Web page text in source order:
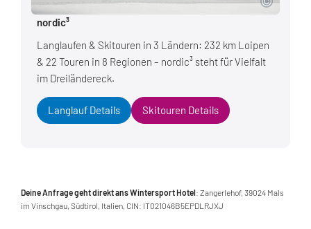
nordic³
Langlaufen & Skitouren in 3 Ländern: 232 km Loipen
& 22 Touren in 8 Regionen – nordic³ steht für Vielfalt
im Dreiländereck.
Langlauf Details Skitouren Details
Deine Anfrage geht direkt ans Wintersport Hotel: Zangerlehof, 39024 Mals
im Vinschgau, Südtirol, Italien, CIN: IT021046B5EPDLRJXJ